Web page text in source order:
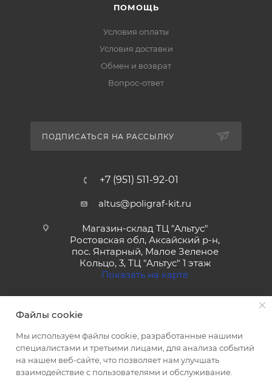
ПОМОЩЬ
Условия оплаты
Условия доставки
Обмен и возврат
Вопрос-ответ
ПОДПИСАТЬСЯ НА РАССЫЛКУ
+7 (951) 511-92-01
altus@poligraf-kit.ru
Магазин-склад ТЦ "Альтус"
Ростовская обл, Аксайский р-н,
пос. Янтарный, Малое Зеленое
Кольцо, 3, ТЦ "Альтус" 1 этаж
Показать на карте
2026 © Полиграф кит - интернет-магазин
Файлы cookie
Мы используем файлы cookie, разработанные нашими
специалистами и третьими лицами, для анализа событий
на нашем веб-сайте, что позволяет нам улучшать
взаимодействие с пользователями и обслуживание.